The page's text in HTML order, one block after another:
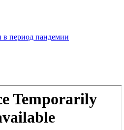
в период пандемии